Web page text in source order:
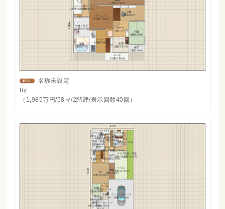
名称未設定
fry
（1,985万円/58㎡/2階建/表示回数40回）